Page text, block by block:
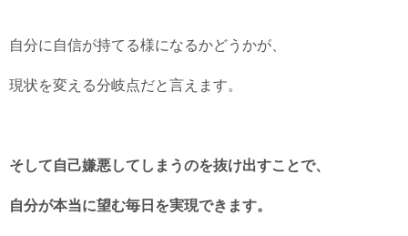
自分に自信が持てる様になるかどうかが、
現状を変える分岐点だと言えます。
そして自己嫌悪してしまうのを抜け出すことで、
自分が本当に望む毎日を実現できます。